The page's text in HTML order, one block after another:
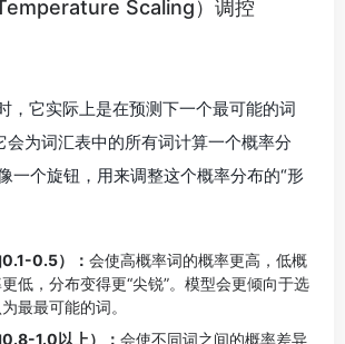
Scaling）调控
，它实际上是在预测下一个最可能的词
会为词汇表中的所有词计算一个概率分
一个旋钮，用来调整这个概率分布的“形
0.5）： 会使高概率词的概率更高，低概
低，分布变得更“尖锐”。模型会更倾向于选
最最可能的词。
1.0以上）： 会使不同词之间的概率差异